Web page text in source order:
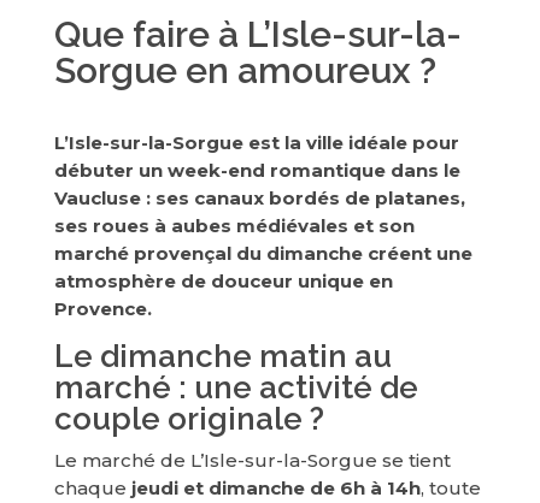
Que faire à L’Isle-sur-la-
Sorgue en amoureux ?
L’Isle-sur-la-Sorgue est la ville idéale pour
débuter un week-end romantique dans le
Vaucluse : ses canaux bordés de platanes,
ses roues à aubes médiévales et son
marché provençal du dimanche créent une
atmosphère de douceur unique en
Provence.
Le dimanche matin au
marché : une activité de
couple originale ?
Le marché de L’Isle-sur-la-Sorgue se tient
chaque jeudi et dimanche de 6h à 14h, toute